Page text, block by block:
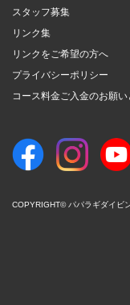
スタッフ募集
リンク集
リンクをご希望の方へ
プライバシーポリシー
コース料金ご入金のお願
COPYRIGHT© パパラギダイビ